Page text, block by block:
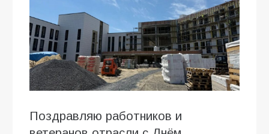
Поздравляю работников и